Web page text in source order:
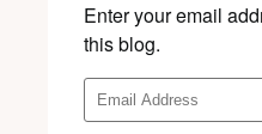
Enter your email
this blog.
Email
Address